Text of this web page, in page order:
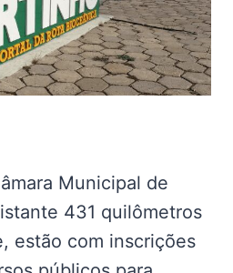
Municipal de
431 quilômetros
estão com inscrições